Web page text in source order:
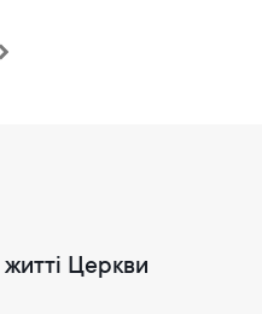
Церкви